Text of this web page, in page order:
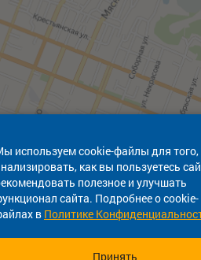
используем cookie-файлы для
как вы пользуетесь
полезное и улучшать
сайта. Подробнее о cookie-
в Политике
Принять
Техническая поддержка
8 800 600-03-38